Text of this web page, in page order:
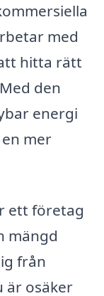
med
hitta rätt
den
energi
mer
ett företag
mängd
från
är osäker